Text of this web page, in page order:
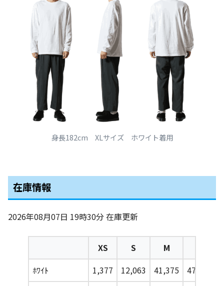
身長182cm XLサイズ ホワイト着用
在庫情報
2026年08月07日 19時30分在庫更新
XS S M
ﾎﾜｲﾄ
1,377 12,063 41,375 47,564